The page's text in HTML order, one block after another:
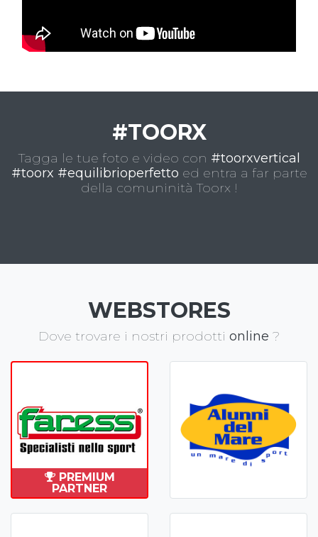
#TOORX
Tagga le tue foto e video con #toorxvertical
#toorx #equilibrioperfetto ed entra a far parte
della comuninità Toorx !
WEBSTORES
Dove trovare i nostri prodotti online ?
PREMIUM
PARTNER